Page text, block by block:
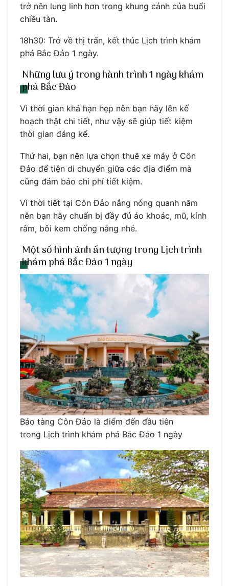
trở nên lung linh hơn trong khung cảnh của buổi
chiều tàn.
18h30: Trở về thị trấn, kết thúc Lịch trình khám
phá Bắc Đảo 1 ngày.
Những lưu ý trong hành trình 1 ngày khám
phá Bắc Đảo
Vì thời gian khá hạn hẹp nên bạn hãy lên kế
hoạch thật chi tiết, như vậy sẽ giúp tiết kiệm
thời gian đáng kể.
Thứ hai, bạn nên lựa chọn thuê xe máy ở Côn
Đảo để tiện di chuyển giữa các địa điểm mà
cũng đảm bảo chi phí tiết kiệm.
Vì thời tiết tại Côn Đảo nắng nóng quanh năm
nên bạn hãy chuẩn bị đầy đủ áo khoác, mũ, kính
râm, bôi kem chống nắng nhé.
Một số hình ảnh ấn tượng trong Lịch trình
khám phá Bắc Đảo 1 ngày
Bảo tàng Côn Đảo là điểm đến đầu tiên
trong Lịch trình khám phá Bắc Đảo 1 ngày